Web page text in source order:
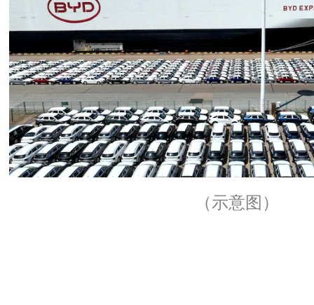
（示意图）